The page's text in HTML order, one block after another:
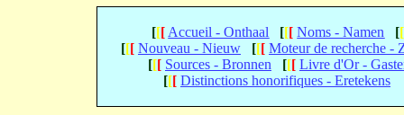
[[[ Accueil - Onthaal [[[ Noms - Namen [[
[[[ Nouveau - Nieuw [[[ Moteur de recherche -
[[[ Sources - Bronnen [[[ Livre d'Or -
[[[ Distinctions honorifiques - Eretekens